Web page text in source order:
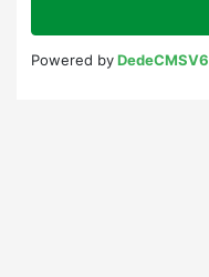
Powered byDedeCMSV6